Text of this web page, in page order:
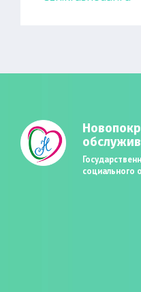
социального